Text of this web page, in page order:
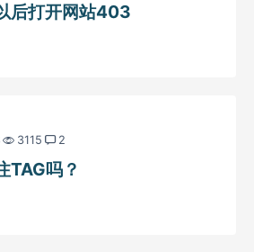
后打开网站403
3115 2
TAG吗？